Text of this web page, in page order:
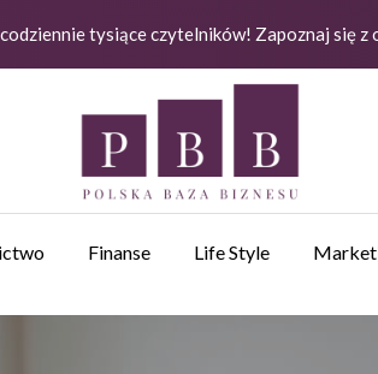
tysiące czytelników! Zapoznaj się z
Finanse Life Style